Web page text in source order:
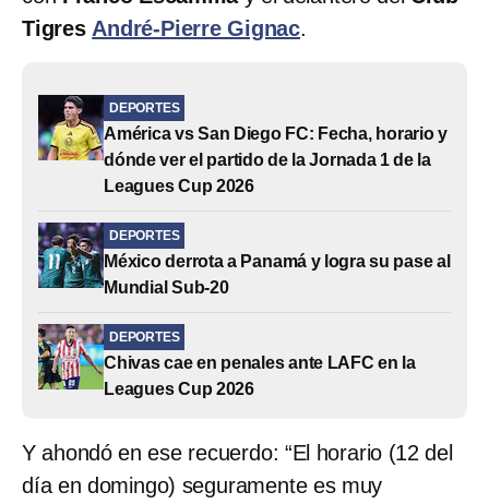
Tigres André-Pierre Gignac.
DEPORTES
América vs San Diego FC: Fecha, horario y
dónde ver el partido de la Jornada 1 de la
Leagues Cup 2026
DEPORTES
México derrota a Panamá y logra su pase al
Mundial Sub-20
DEPORTES
Chivas cae en penales ante LAFC en la
Leagues Cup 2026
Y ahondó en ese recuerdo: “El horario (12 del
día en domingo) seguramente es muy